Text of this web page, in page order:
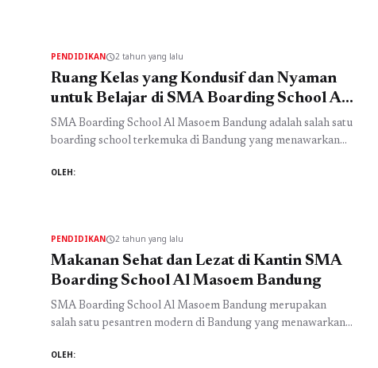
berdaya guna dan ... Baca Selengkapnya
PENDIDIKANschedule2 tahun yang lalu
Ruang Kelas yang Kondusif dan Nyaman
untuk Belajar di SMA Boarding School Al
Masoem Bandung
SMA Boarding School Al Masoem Bandung adalah salah satu
boarding school terkemuka di Bandung yang menawarkan
Sebagai pesantren modern di Bandung, SMA ini
belajar yang maksimal, ruang kelas ...
OLEH:
PENDIDIKANschedule2 tahun yang lalu
Makanan Sehat dan Lezat di Kantin SMA
Boarding School Al Masoem Bandung
SMA Boarding School Al Masoem Bandung merupakan
salah satu pesantren modern di Bandung yang menawarkan
dengan fasilitas lengkap dan pendidikan yang berkualitas,
OLEH: